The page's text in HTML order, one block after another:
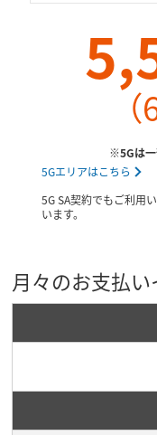
※5Gは一
5Gエリアはこちら
5G SA契約でもご利用
います。
月々のお支払